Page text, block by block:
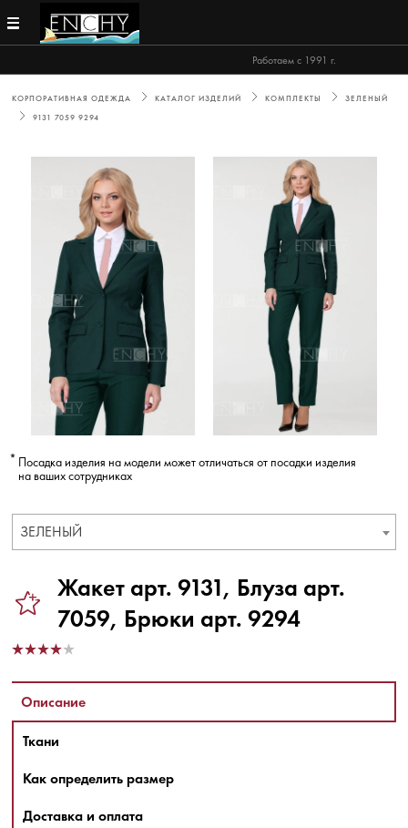
Работаем с 1991 г.
КОРПОРАТИВНАЯ ОДЕЖДА КАТАЛОГ ИЗДЕЛИЙ КОМПЛЕКТЫ
ЗЕЛЕНЫЙ
9131 7059 9294
Посадка изделия на модели может отличаться от посадки изделия
на ваших сотрудниках
ЗЕЛЕНЫЙ
Жакет арт. 9131, Блуза арт.
7059, Брюки арт. 9294
Описание
Ткани
Как определить размер
Доставка и оплата